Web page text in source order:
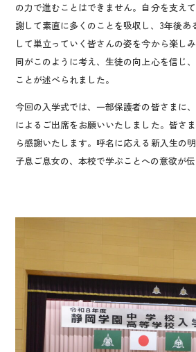
の力で進むことはできません。自分を支え
謝して素直に多くのことを吸収し、3年後あ
して巣立っていく皆さんの姿を今から楽し
同がこのように考え、生徒の向上心を信じ
ことが述べられました。
今回の入学式では、一部保護者の皆さまに
によるご出席をお願いいたしました。皆さ
ら感謝いたします。呼名に応える新入生の
子息ご息女の、本校で学ぶことへの意欲が伝